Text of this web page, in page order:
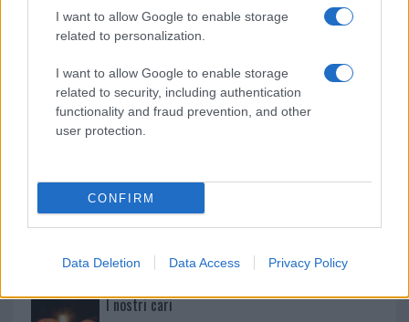
I want to allow Google to enable storage
related to personalization.
I want to allow Google to enable storage
related to security, including authentication
functionality and fraud prevention, and other
user protection.
CONFIRM
Data Deletion Data Access Privacy Policy
Martina Agostina Diturco
I nostri cari
I nostri cari